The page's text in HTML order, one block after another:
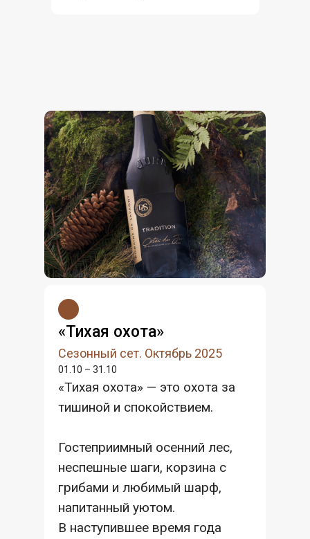
«Тихая охота»
Сезонный сет. Октябрь 2025
01.10 – 31.10
«Тихая охота» — это охота за
тишиной и спокойствием.
Гостеприимный осенний лес,
неспешные шаги, корзина с
грибами и любимый шарф,
напитанный уютом.
В наступившее время года